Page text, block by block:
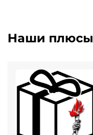
Наши плюсы